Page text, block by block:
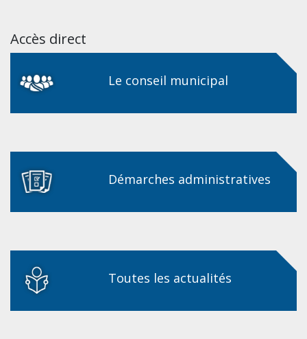
Accès direct
Le conseil municipal
Démarches administratives
Toutes les actualités